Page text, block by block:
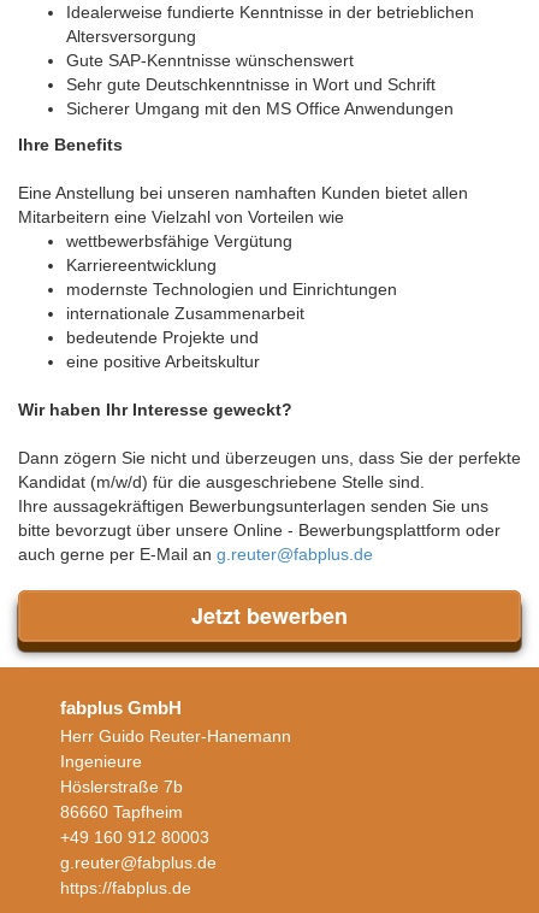
Idealerweise fundierte Kenntnisse in der betrieblichen
Altersversorgung
Gute SAP-Kenntnisse wünschenswert
Sehr gute Deutschkenntnisse in Wort und Schrift
Sicherer Umgang mit den MS Office Anwendungen
Ihre Benefits
Eine Anstellung bei unseren namhaften Kunden bietet allen
Mitarbeitern eine Vielzahl von Vorteilen wie
wettbewerbsfähige Vergütung
Karriereentwicklung
modernste Technologien und Einrichtungen
internationale Zusammenarbeit
bedeutende Projekte und
eine positive Arbeitskultur
Wir haben Ihr Interesse geweckt?
Dann zögern Sie nicht und überzeugen uns, dass Sie der perfekte
Kandidat (m/w/d) für die ausgeschriebene Stelle sind.
Ihre aussagekräftigen Bewerbungsunterlagen senden Sie uns
bitte bevorzugt über unsere Online - Bewerbungsplattform oder
auch gerne per E-Mail an g.reuter@fabplus.de
Jetzt bewerben
fabplus GmbH
Herr Guido Reuter-Hanemann
Ingenieure
Höslerstraße 7b
86660 Tapfheim
+49 160 912 80003
g.reuter@fabplus.de
https://fabplus.de